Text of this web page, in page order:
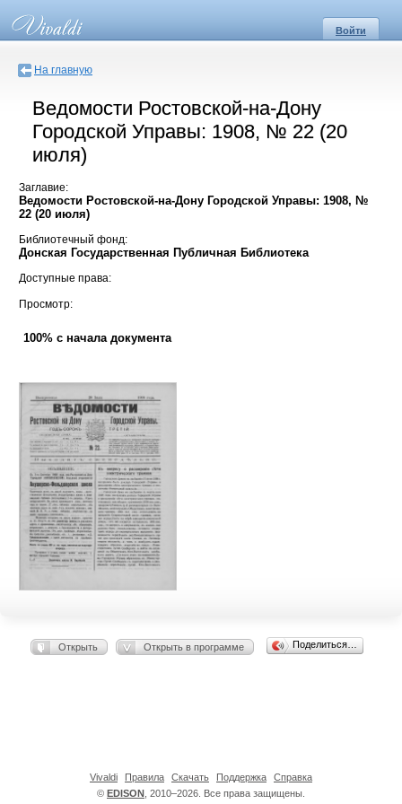
Войти
На главную
Ведомости Ростовской-на-Дону
Городской Управы: 1908, № 22 (20
июля)
Заглавие:
Ведомости Ростовской-на-Дону Городской Управы: 1908, №
22 (20 июля)
Библиотечный фонд:
Донская Государственная Публичная Библиотека
Доступные права:
Просмотр:
100% с начала документа
Открыть Открыть в программе Поделиться…
© EDISON , 2010–2026. Все права защищены.
Vivaldi Правила Скачать Поддержка Справка